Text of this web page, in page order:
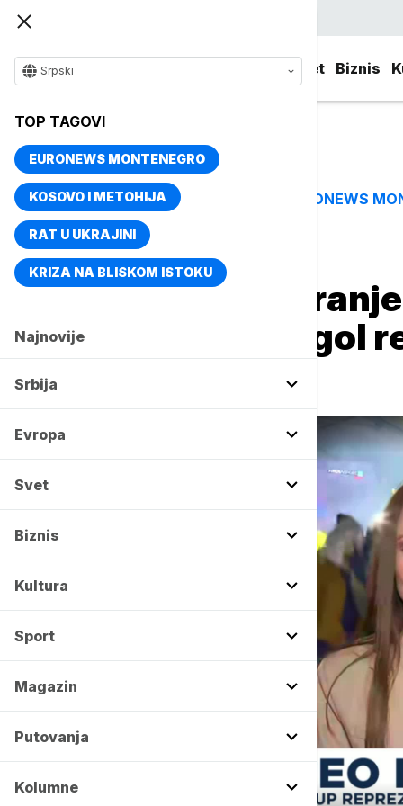
Svet Biznis
Srpski
TOP TAGOVI
EURONEWS MONTENEGRO
KOSOVO I METOHIJA
RAT U UKRAJINI
KRIZA NA BLISKOM ISTOKU
Najnovije
Srbija
Evropa
Svet
Biznis
Kultura
Sport
Magazin
Putovanja
Kolumne
TOP TAGOVI EURONEWS
Naslovna Sport
Ovacije,
Sarajevu slave gol
Mundijalu